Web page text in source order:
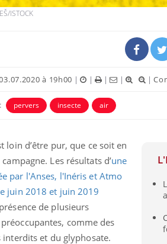
ISTOCK
à 19h00 | | | | |
pervers insecte air
loin d’être pur, que ce soit en
Les résultats d’une
par l'Anses, l'Inéris et Atmo
juin 2018 et juin 2019
de plusieurs
comme des
interdits et du glyphosate.